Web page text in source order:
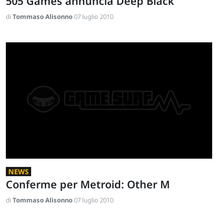
di Tommaso Alisonno07 luglio 2010
NEWS
Conferme per Metroid: Other M
di Tommaso Alisonno07 luglio 2010